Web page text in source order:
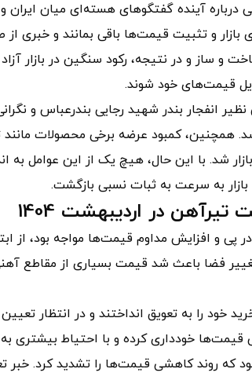
درباره آینده گفتگوهای هسته‌ای میان ایران
و تثبیت قیمت‌ها باقی بمانند و خبری از
و ساز و در نتیجه، رکود سنگین در بازار
قیمت‌های خود شوند.
انفجار بندر شهید رجایی بندرعباس و
شد. با این حال، هیچ‌ یک از این عوامل به
بازار به سرعت به ثبات نسبی بازگشت.
در اردیبهشت 1404
پی و افزایش مداوم قیمت‌ها مواجه بود، از
فضا باعث شد قیمت بسیاری از مقاطع
خود را به تعویق انداختند و در انتظار
قیمت‌ها خودداری کرده و با احتیاط بیشتری به
روند کاهشی قیمت‌ها را تشدید کرد. خبر